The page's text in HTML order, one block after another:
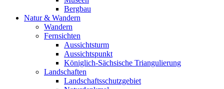
Bergbau
Natur & Wandern
Wandern
Fernsichten
Aussichtsturm
Aussichtspunkt
Königlich-Sächsische Triangulierung
Landschaften
Landschaftsschutzgebiet